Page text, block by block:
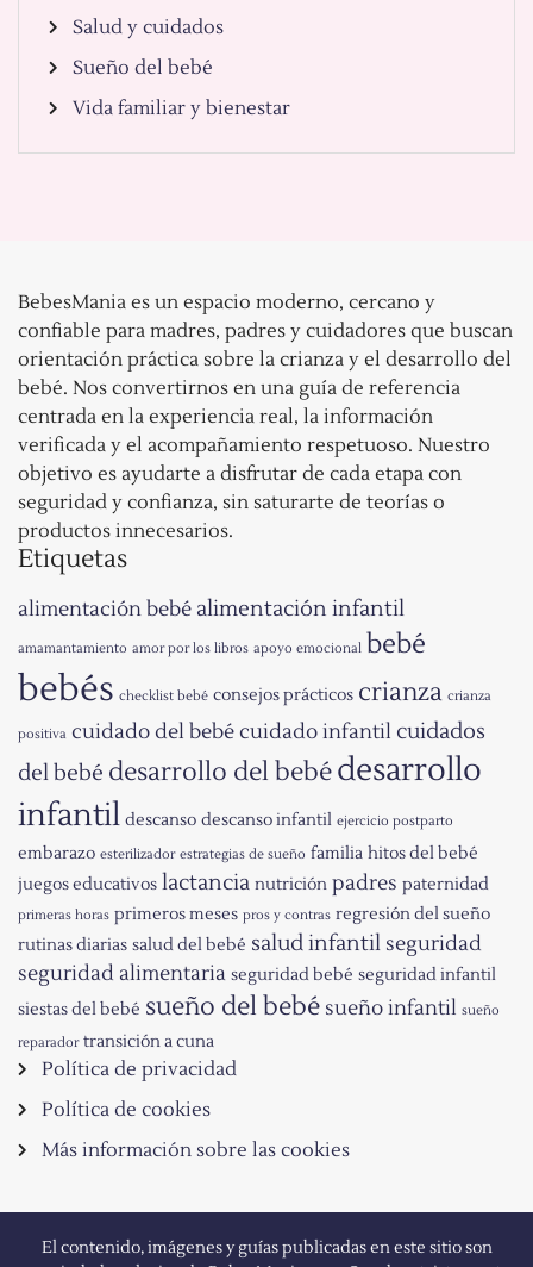
Salud y cuidados
Sueño del bebé
Vida familiar y bienestar
BebesMania es un espacio moderno, cercano y
confiable para madres, padres y cuidadores que buscan
orientación práctica sobre la crianza y el desarrollo del
bebé. Nos convertirnos en una guía de referencia
centrada en la experiencia real, la información
verificada y el acompañamiento respetuoso. Nuestro
objetivo es ayudarte a disfrutar de cada etapa con
seguridad y confianza, sin saturarte de teorías o
productos innecesarios.
Etiquetas
alimentación bebé alimentación infantil
amamantamiento amor por los libros apoyo emocional bebé
bebés checklist bebé consejos prácticos crianza crianza
positiva cuidado del bebécuidado infantil cuidados
del bebé desarrollo del bebédesarrollo
infantil descanso descanso infantil ejercicio postparto
embarazo esterilizador estrategias de sueño familia hitos del bebé
juegos educativos lactancia nutrición padres paternidad
primeras horas primeros meses pros y contras regresión del sueño
rutinas diarias salud del bebé salud infantil seguridad
seguridad alimentaria seguridad bebé seguridad infantil
siestas del bebé sueño del bebé sueño infantil sueño
reparador transición a cuna
Política de privacidad
Política de cookies
Más información sobre las cookies
El contenido, imágenes y guías publicadas en este sitio son